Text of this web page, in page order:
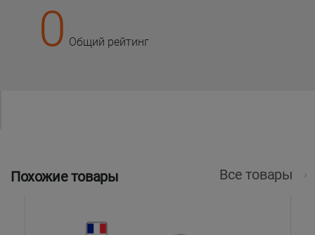
0 Общий рейтинг
Похожие товары Все товары